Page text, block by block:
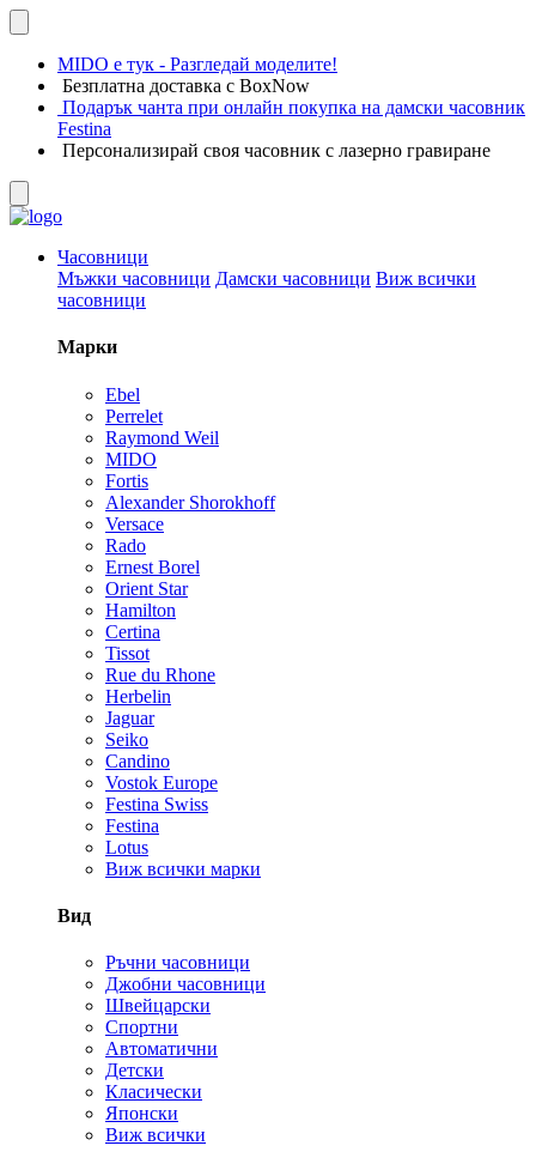
MIDO е тук - Разгледай моделите!
Безплатна доставка с BoxNow
Подарък чанта при онлайн покупка на дамски часовник
Festina
Персонализирай своя часовник с лазерно гравиране
Часовници
Мъжки часовници Дамски часовници Виж всички
часовници
Марки
Ebel
Perrelet
Raymond Weil
MIDO
Fortis
Alexander Shorokhoff
Versace
Rado
Ernest Borel
Orient Star
Hamilton
Certina
Tissot
Rue du Rhone
Herbelin
Jaguar
Seiko
Candino
Vostok Europe
Festina Swiss
Festina
Lotus
Виж всички марки
Вид
Ръчни часовници
Джобни часовници
Швейцарски
Спортни
Автоматични
Детски
Класически
Японски
Виж всички